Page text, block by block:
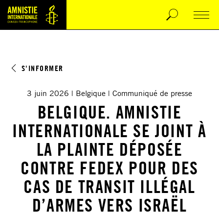
S'INFORMER
3 juin 2026 Belgique Communiqué de presse
BELGIQUE. AMNISTIE
INTERNATIONALE SE JOINT À
LA PLAINTE DÉPOSÉE
CONTRE FEDEX POUR DES
CAS DE TRANSIT ILLÉGAL
D’ARMES VERS ISRAËL